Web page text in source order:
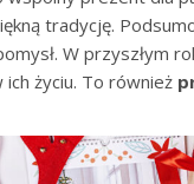
tradycję.
W przyszłym
życiu. To również